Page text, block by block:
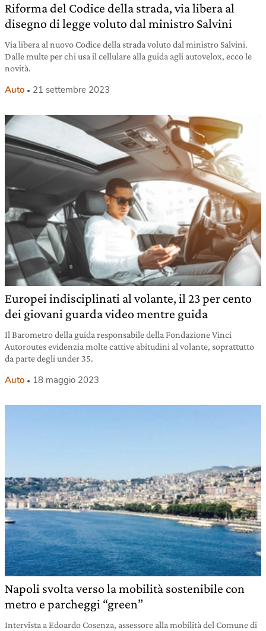
Riforma del Codice della strada, via libera al
disegno di legge voluto dal ministro Salvini
Via libera al nuovo Codice della strada voluto dal ministro Salvini.
Dalle multe per chi usa il cellulare alla guida agli autovelox, ecco le
novità.
Auto 21 settembre 2023
Europei indisciplinati al volante, il 23 per cento
dei giovani guarda video mentre guida
Il Barometro della guida responsabile della Fondazione Vinci
Autoroutes evidenzia molte cattive abitudini al volante, soprattutto
da parte degli under 35.
Auto 18 maggio 2023
Napoli svolta verso la mobilità sostenibile con
metro e parcheggi “green”
Intervista a Edoardo Cosenza, assessore alla mobilità del Comune di